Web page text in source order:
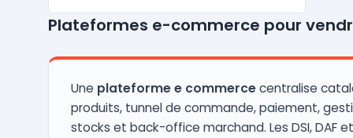
organisant la synchronisation des stocks et
omnicanale ...
Plateformes e-commerce pour
Une plateforme e commercecentralise
produits, tunnel de commande, paiement,
stocks et back-office marchand. Les DSI, DAF